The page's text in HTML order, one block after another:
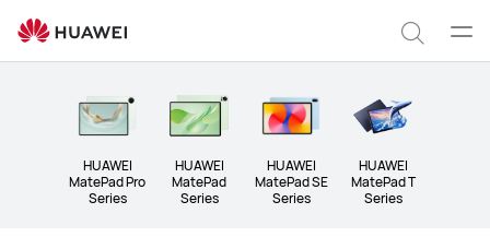
Tablets
Abrir
HUAWEI
MatePad Pro
Series
HUAWEI
MatePad
Series
HUAWEI
MatePad SE
Series
HUAWEI
MatePad T
Series